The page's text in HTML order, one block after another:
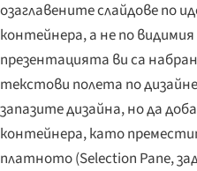
озаглавените слайдове по
контейнера, а не по
презентацията ви са
текстови полета по
запазите дизайна, но да
контейнера, като
платното (Selection Pane,